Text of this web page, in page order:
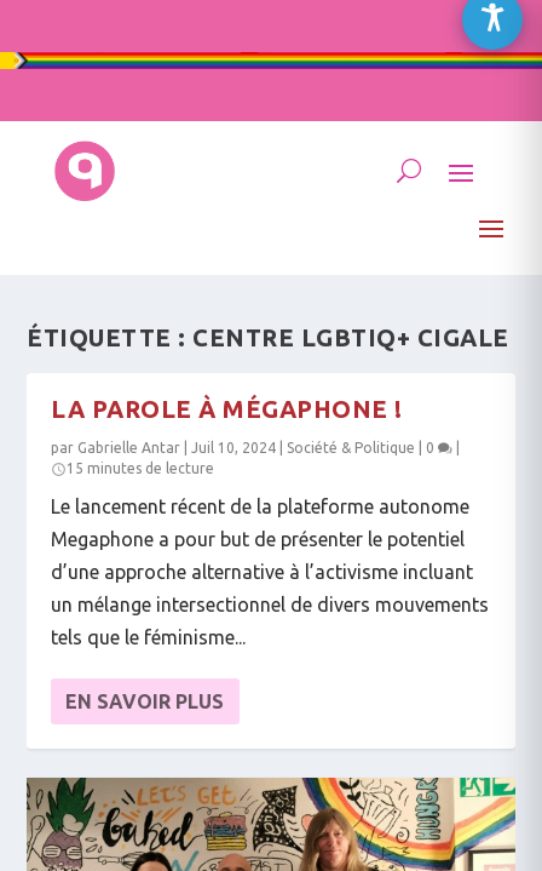
ÉTIQUETTE : CENTRE LGBTIQ+ CIGALE
LA PAROLE À MÉGAPHONE !
par Gabrielle Antar |Juil 10, 2024 Société & Politique 0
15 minutes de lecture
Le lancement récent de la plateforme autonome
Megaphone a pour but de présenter le potentiel
d’une approche alternative à l’activisme incluant
un mélange intersectionnel de divers mouvements
tels que le féminisme...
EN SAVOIR PLUS